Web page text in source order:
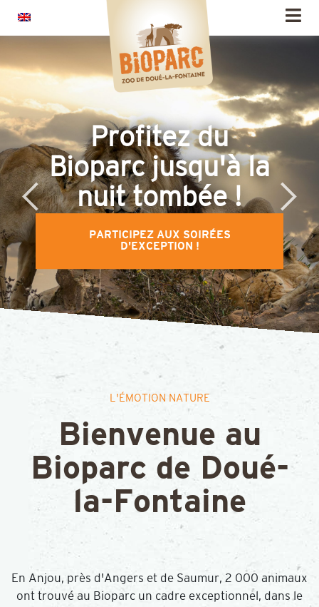
Profitez du
Bioparc jusqu'à la
nuit tombée !
PARTICIPEZ AUX SOIRÉES
D'EXCEPTION !
L'ÉMOTION NATURE
Bienvenue au
Bioparc de Doué-
la-Fontaine
En Anjou, près d'Angers et de Saumur, 2 000 animaux
ont trouvé au Bioparc un cadre exceptionnel, dans le
Panneau de gestion des cookies